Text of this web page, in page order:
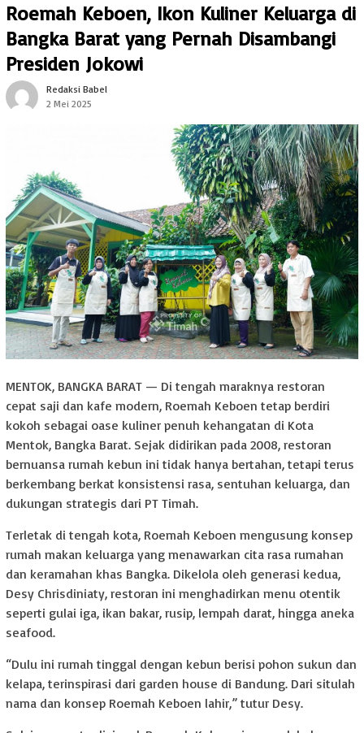
Roemah Keboen, Ikon Kuliner Keluarga di
Bangka Barat yang Pernah Disambangi
Presiden Jokowi
Redaksi Babel
2 Mei 2025
MENTOK, BANGKA BARAT — Di tengah maraknya restoran
cepat saji dan kafe modern, Roemah Keboen tetap berdiri
kokoh sebagai oase kuliner penuh kehangatan di Kota
Mentok, Bangka Barat. Sejak didirikan pada 2008, restoran
bernuansa rumah kebun ini tidak hanya bertahan, tetapi terus
berkembang berkat konsistensi rasa, sentuhan keluarga, dan
dukungan strategis dari PT Timah.
Terletak di tengah kota, Roemah Keboen mengusung konsep
rumah makan keluarga yang menawarkan cita rasa rumahan
dan keramahan khas Bangka. Dikelola oleh generasi kedua,
Desy Chrisdiniaty, restoran ini menghadirkan menu otentik
seperti gulai iga, ikan bakar, rusip, lempah darat, hingga aneka
seafood.
“Dulu ini rumah tinggal dengan kebun berisi pohon sukun dan
kelapa, terinspirasi dari garden house di Bandung. Dari situlah
nama dan konsep Roemah Keboen lahir,” tutur Desy.